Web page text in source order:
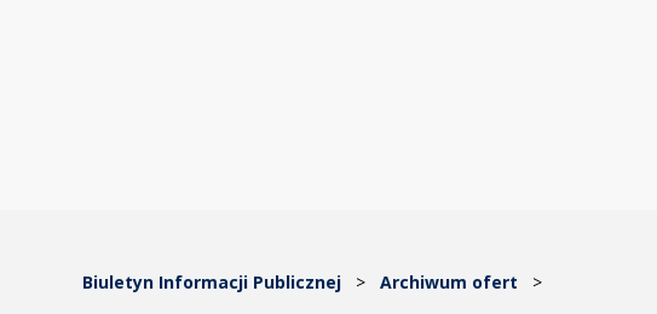
Biuletyn Informacji Publicznej > Archiwum ofert >